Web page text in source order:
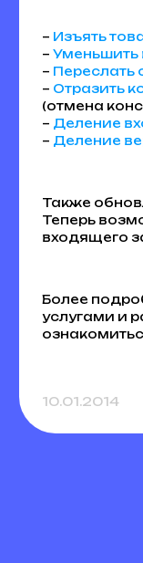
– Изъять
– Уменьшить
– Переслать
– Отразить
(отмена
– Деление
– Деление
Также
Теперь
входящего
Более
услугами и
10.01.2014